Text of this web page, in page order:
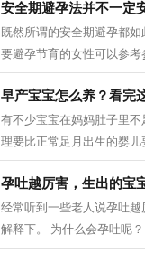
安全期避孕法并不一定
既然所谓的安全期避孕都
要避孕节育的女性可以参
早产宝宝怎么养？看完
有不少宝宝在妈妈肚子里
理要比正常足月出生的婴
孕吐越厉害，生出的宝
经常听到一些老人说孕吐
解释下。 为什么会孕吐呢